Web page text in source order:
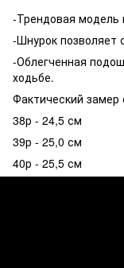
-Трендовая модель
-Шнурок позволяет
-Облегченная
ходьбе.
Фактический замер
38р - 24,5 см
39р - 25,0 см
40р - 25,5 см